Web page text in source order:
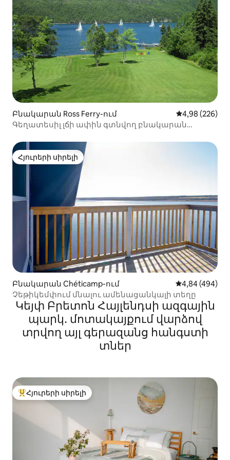
Բնակարան Ross Ferry-ում Միջին
4,98 (226)
Գեղատեսիլ լճի ափին գտնվող բնակարան
Հյուրերի սիրելի
Հյուրերի սիրելի
Բնակարան Chéticamp-ում Միջին
4,84 (494)
Չեթիկեմփում մնալու ամենացանկալի տեղը
Կեյփ Բրետոն Հայլենդսի ազգային
պարկ․ մոտակայքում վարձով
տրվող այլ գերազանց հանգստի
տներ
Հյուրերի սիրելի լավագույն տները
Հյուրերի սիրելի